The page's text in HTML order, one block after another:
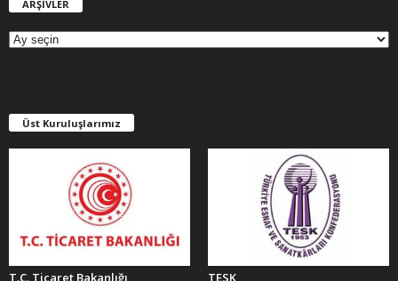
ARŞİVLER
E
R
Üst Kuruluşlarımız
T.C. Ticaret Bakanlığı TESK